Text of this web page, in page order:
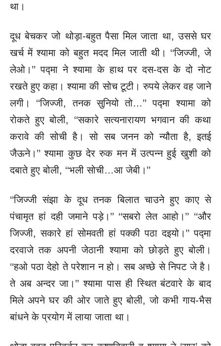
था।
दूध बेचकर जो थोड़ा-बहुत पैसा मिल जाता था, उससे घर
खर्च में श्यामा को बहुत मदद मिल जाती थी। ‘‘जिज्जी, जे
लेओ।’’ पद्मा ने श्यामा के हाथ पर दस-दस के दो नोट
रखते हुए कहा। श्यामा की सोच टूटी। रुपये लेकर वह जाने
लगी। ‘‘जिज्जी, तनक सुनियो तो…’’ पद्मा श्यामा को
रोकते हुए बोली, ‘‘सकारे सत्यनारायण भगवान की कथा
करावे की सोची है। सो सब जनन को न्यौता है, इतई
जैऊने।’’ श्यामा कुछ देर रुक मन में उत्पन्न हुई खुशी को
दबाते हुए बोली, ‘‘भली सोची…आ जेबी।’’
‘‘जिज्जी संझा के दूध तनक बिलात चाउने हुए काए से
पंचामृत हां दही जमाने पड़े।’’ ‘‘सबरो लेत आहो।’’ ‘‘और
जिज्जी, सकारे हां सोमवती हां पक्की पठा दइयो।’’ पद्मा
दरवाजे तक अपनी जेठानी श्यामा को छोड़ते हुए बोली।
‘‘हओ पठा देहो ते परेशान न हो। सब अच्छे से निपट जे है।
ते अब अन्दर जा।’’ श्यामा पास ही स्थित बंटवारे के बाद
मिले अपने घर की ओर जाते हुए बोली, जो कभी गाय-भैस
बांधने के प्रयोग में लाया जाता था।